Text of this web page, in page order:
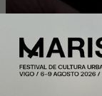
Nota Principal